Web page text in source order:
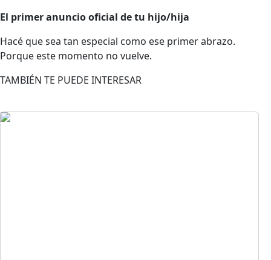
El primer anuncio oficial de tu hijo/hija
Hacé que sea tan especial como ese primer abrazo.
Porque este momento no vuelve.
TAMBIÉN TE PUEDE INTERESAR